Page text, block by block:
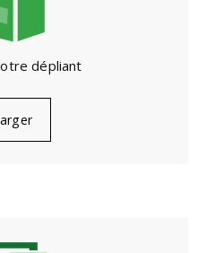
dépliant